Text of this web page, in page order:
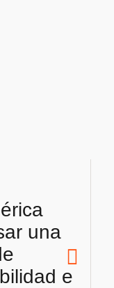
una
e